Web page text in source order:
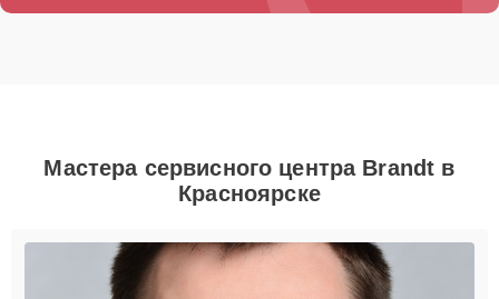
Мастера сервисного центра Brandt в
Красноярске